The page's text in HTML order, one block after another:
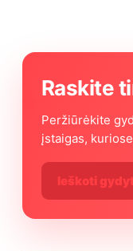
Raskite
Peržiūrėkite
įstaigas,
Ieškoti